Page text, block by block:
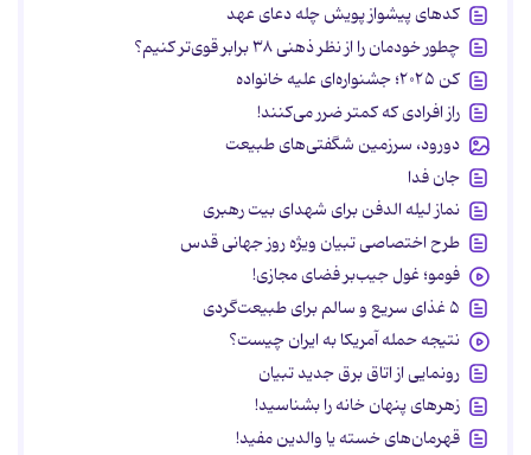
کدهای پیشواز پویش چله دعای عهد
چطور خودمان را از نظر ذهنی ۳۸ برابر قوی‌تر کنیم؟
کن ۲۰۲۵؛ جشنواره‌ای علیه خانواده
راز افرادی که کمتر ضرر می‌کنند!
دورود، سرزمین شگفتی‌های طبیعت
جان فدا
نماز لیله الدفن برای شهدای بیت رهبری
طرح اختصاصی تبیان ویژه روز جهانی قدس
فومو؛ غول جیب‌بر فضای مجازی!
۵ غذای سریع و سالم برای طبیعت‌گردی
نتیجه حمله آمریکا به ایران چیست؟
رونمایی از اتاق برق جدید تبیان
زهرهای پنهان خانه را بشناسید!
قهرمان‌های خسته یا والدین مفید!